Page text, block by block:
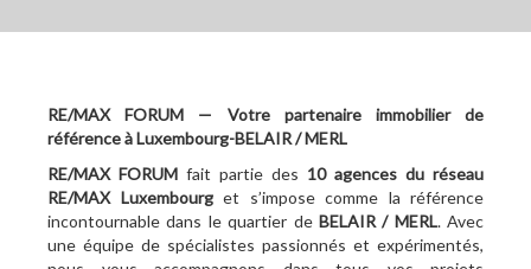
RE/MAX FORUM — Votre partenaire immobilier de
référence à Luxembourg-BELAIR / MERL
RE/MAX FORUM fait partie des 10agences du réseau
RE/MAX Luxembourget s’impose comme la référence
incontournable dans le quartier de BELAIR / MERL. Avec
une équipe de spécialistes passionnés et expérimentés,